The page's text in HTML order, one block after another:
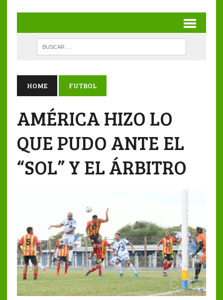
HOME FUTBOL
AMÉRICA HIZO LO
QUE PUDO ANTE EL
“SOL” Y EL ÁRBITRO